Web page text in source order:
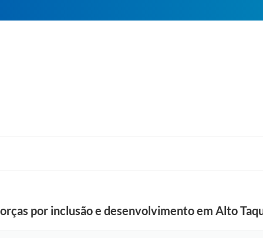
por inclusão e desenvolvimento em Alto